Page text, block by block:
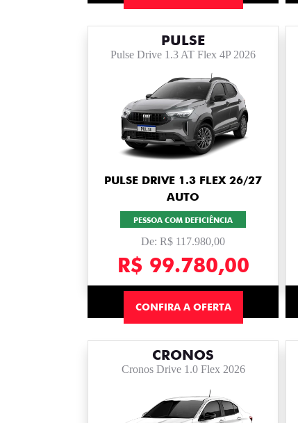
PULSE
Pulse Drive 1.3 AT Flex 4P 2026
PULSE DRIVE 1.3 FLEX 26/27
AUTO
PESSOA COM DEFICIÊNCIA
De: R$ 117.980,00
R$ 99.780,00
CONFIRA A OFERTA
CRONOS
Cronos Drive 1.0 Flex 2026